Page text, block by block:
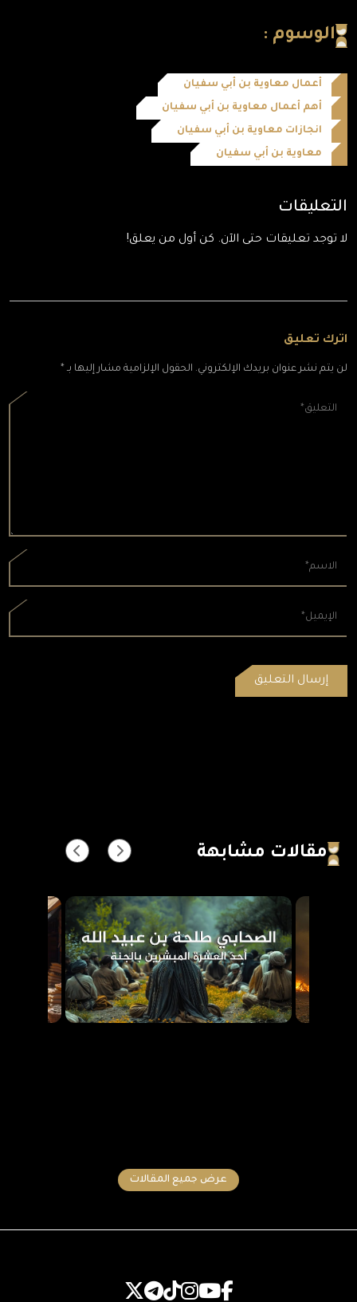
الوسوم :
أعمال معاوية بن أبي سفيان
أهم أعمال معاوية بن أبي سفيان
انجازات معاوية بن أبي سفيان
معاوية بن أبي سفيان
التعليقات
لا توجد تعليقات حتى الآن. كن أول من يعلق!
اترك تعليق
لن يتم نشر عنوان بريدك الإلكتروني. الحقول الإلزامية مشار إليها بـ *
مقالات مشابهة
عرض جميع المقالات